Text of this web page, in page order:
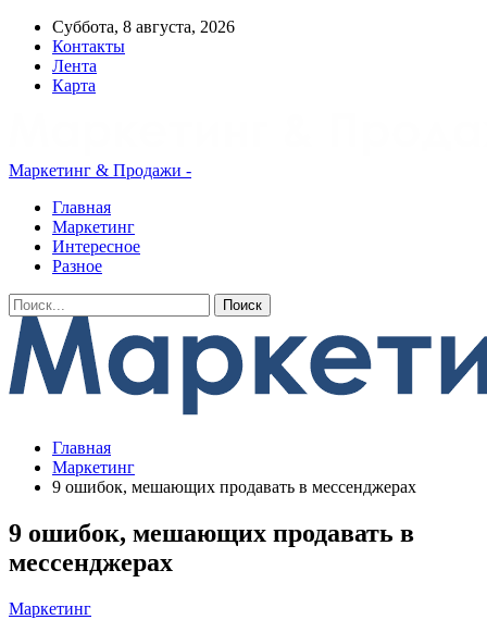
Суббота, 8 августа, 2026
Контакты
Лента
Карта
Маркетинг & Продажи -
Главная
Маркетинг
Интересное
Разное
Главная
Маркетинг
9 ошибок, мешающих продавать в мессенджерах
9 ошибок, мешающих продавать в
мессенджерах
Маркетинг